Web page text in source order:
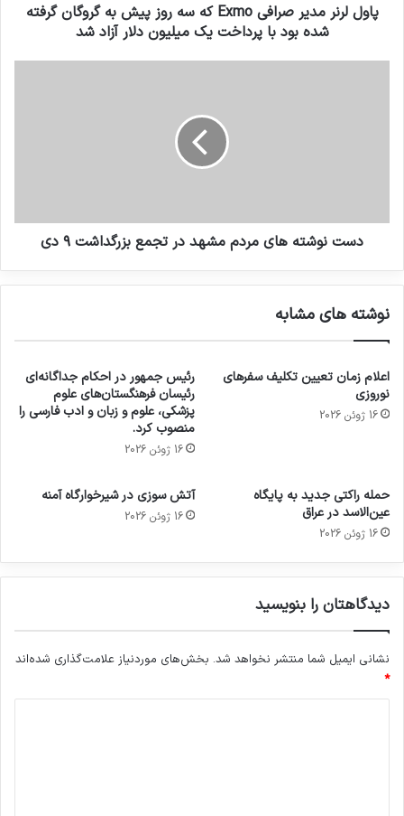
پاول لرنر مدیر صرافی Exmo که سه روز پیش به گروگان گرفته
شده بود با پرداخت یک میلیون دلار آزاد شد
دست نوشته های مردم مشهد در تجمع بزرگداشت ۹ دی
نوشته های مشابه
اعلام زمان تعیین تکلیف سفرهای
نوروزی
16 ژوئن 2026
رئیس جمهور در احکام جداگانه‌ای
رئیسان فرهنگستان‌های علوم
پزشکی، علوم و زبان و ادب فارسی را
منصوب کرد.
16 ژوئن 2026
حمله راکتی جدید به پایگاه
عین‌الاسد در عراق
16 ژوئن 2026
آتش سوزی در شیرخوارگاه آمنه
16 ژوئن 2026
دیدگاهتان را بنویسید
نشانی ایمیل شما منتشر نخواهد شد. بخش‌های موردنیاز علامت‌گذاری شده‌اند
*